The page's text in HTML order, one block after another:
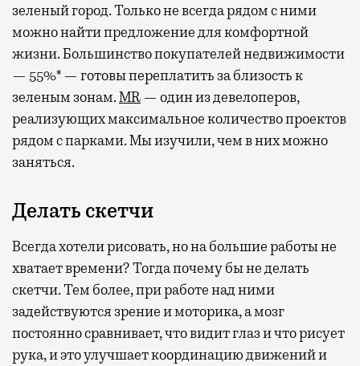
зеленый город. Только не всегда рядом с ними
можно найти предложение для комфортной
жизни. Большинство покупателей недвижимости
— 55%* — готовы переплатить за близость к
зеленым зонам.MR — один из девелоперов,
реализующих максимальное количество проектов
рядом с парками. Мы изучили, чем в них можно
заняться.
Делать скетчи
Всегда хотели рисовать, но на большие работы не
хватает времени? Тогда почему бы не делать
скетчи. Тем более, при работе над ними
задействуются зрение и моторика, а мозг
постоянно сравнивает, что видит глаз и что рисует
рука, и это улучшает координацию движений и